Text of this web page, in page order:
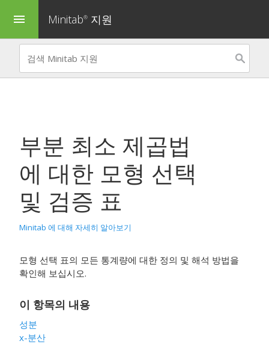
menu Minitab® 지원
부분 최소 제곱법
에 대한 모형 선택
및 검증 표
Minitab 에 대해 자세히 알아보기
모형 선택 표의 모든 통계량에 대한 정의 및 해석 방법을
확인해 보십시오.
이 항목의 내용
성분
x-분산